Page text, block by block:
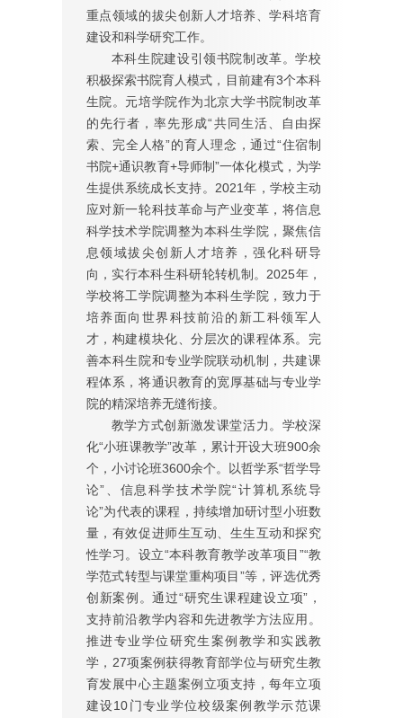
重点领域的拔尖创新人才培养、学科培育
建设和科学研究工作。
本科生院建设引领书院制改革。学校
积极探索书院育人模式，目前建有3个本科
生院。元培学院作为北京大学书院制改革
的先行者，率先形成“共同生活、自由探
索、完全人格”的育人理念，通过“住宿制
书院+通识教育+导师制”一体化模式，为学
生提供系统成长支持。2021年，学校主动
应对新一轮科技革命与产业变革，将信息
科学技术学院调整为本科生学院，聚焦信
息领域拔尖创新人才培养，强化科研导
向，实行本科生科研轮转机制。2025年，
学校将工学院调整为本科生学院，致力于
培养面向世界科技前沿的新工科领军人
才，构建模块化、分层次的课程体系。完
善本科生院和专业学院联动机制，共建课
程体系，将通识教育的宽厚基础与专业学
院的精深培养无缝衔接。
教学方式创新激发课堂活力。学校深
化“小班课教学”改革，累计开设大班900余
个，小讨论班3600余个。以哲学系“哲学导
论”、信息科学技术学院“计算机系统导
论”为代表的课程，持续增加研讨型小班数
量，有效促进师生互动、生生互动和探究
性学习。设立“本科教育教学改革项目”“教
学范式转型与课堂重构项目”等，评选优秀
创新案例。通过“研究生课程建设立项”，
支持前沿教学内容和先进教学方法应用。
推进专业学位研究生案例教学和实践教
学，27项案例获得教育部学位与研究生教
育发展中心主题案例立项支持，每年立项
建设10门专业学位校级案例教学示范课